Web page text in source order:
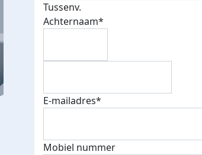
E-mails
Top fondsenwerver
Tussenv.
Achternaam*
E-mailadres*
Mobiel nummer